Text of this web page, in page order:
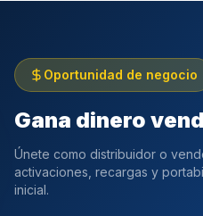
Oportunidad de negocio
Gana dinero
Únete como distribuidor o
activaciones, recargas y
inicial.